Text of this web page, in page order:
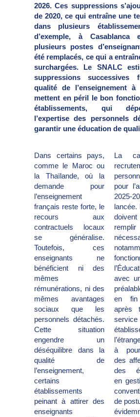
2026. Ces suppressions
de 2020, ce qui entraîne une
dans plusieurs
d’exemple, à
plusieurs postes
été remplacés, ce qui a
surchargées. Le SNALC
suppressions successives
qualité de l’enseignement à
mettent en péril le bon
établissements, qui
l’expertise des personnels
garantir une éducation de
Dans certains pays,
comme le Maroc ou
la Thaïlande, où la
demande pour
l’enseignement
français reste forte, le
recours aux
contractuels locaux
se généralise.
Toutefois, ces
enseignants ne
bénéficient ni des
mêmes
rémunérations, ni des
mêmes avantages
sociaux que les
personnels détachés.
Cette situation
engendre un
déséquilibre dans la
qualité de
l’enseignement,
certains
établissements
peinant à attirer des
enseignants
La
pour
lancée.
avec
en fin
après
à
des
des
en
de